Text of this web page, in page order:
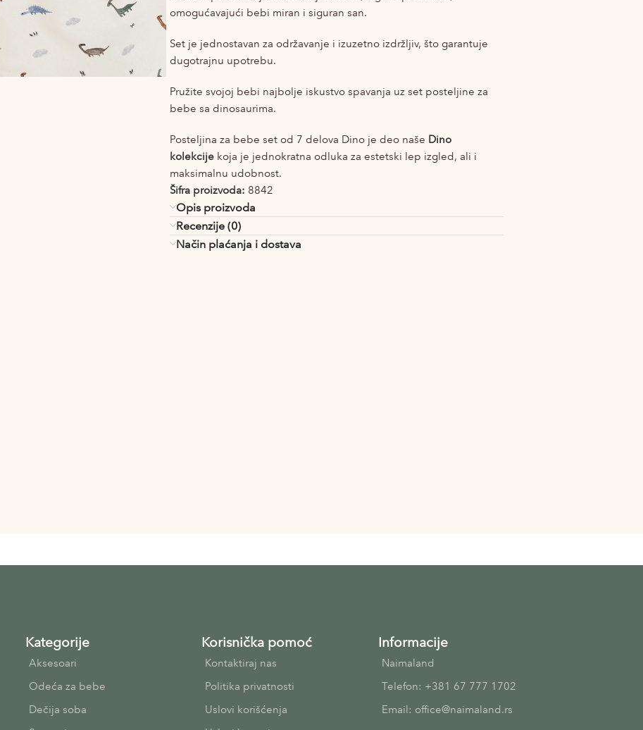
omogućavajući bebi miran i siguran san.
Set je jednostavan za održavanje i izuzetno izdržljiv, što garantuje
dugotrajnu upotrebu.
Pružite svojoj bebi najbolje iskustvo spavanja uz set posteljine za
bebe sa dinosaurima.
Posteljina za bebe set od 7 delova Dino je deo naše Dino
kolekcije koja je jednokratna odluka za estetski lep izgled, ali i
maksimalnu udobnost.
Šifra proizvoda: 8842
Opis proizvoda
Recenzije (0)
Način plaćanja i dostava
Kategorije
Aksesoari
Odeća za bebe
Dečija soba
Korisnička pomoć
Kontaktiraj nas
Politika privatnosti
Uslovi korišćenja
Informacije
Naimaland
Telefon: +381 67 777 1702
Email: office@naimaland.rs